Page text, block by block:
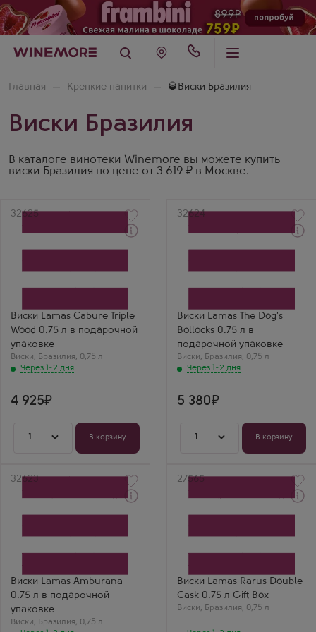
Главная Крепкие напитки 🥃Виски Бразилия
Виски Бразилия
В каталоге винотеки Winemore вы можете купить
виски Бразилия по цене от 3 619 ₽ в Москве.
Артикул
32625
Виски Lamas Cabure Triple
Wood 0.75 л в подарочной
упаковке
Виски, Бразилия, 0,75 л
Через 1-2 дня
в подарочной коробке
4 925
1 В корзину
Артикул
32624
Виски Lamas The Dog's
Bollocks 0.75 л в
подарочной упаковке
Виски, Бразилия, 0,75 л
Через 1-2 дня
подарочной коробке
5 380
1 В корзину
Артикул
32623
Виски Lamas Amburana
0.75 л в подарочной
упаковке
Виски, Бразилия, 0,75 л
подарочной коробке
Артикул
27565
Виски Lamas Rarus Double
Cask 0.75 л Gift Box
Виски, Бразилия, 0,75 л
подарочной коробке
Lamas
Выдержка
5 лет